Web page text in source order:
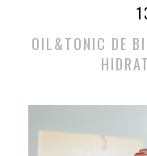
OIL&TONIC DE